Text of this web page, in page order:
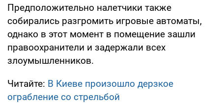
Предположительно налетчики также
собирались разгромить игровые автоматы,
однако в этот момент в помещение зашли
правоохранители и задержали всех
злоумышленников.
Читайте: В Киеве произошло дерзкое
ограбление со стрельбой